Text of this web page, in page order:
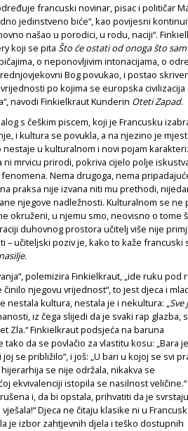
francuski novinar, pisac i političar
jedinstveno biće“, kao povijesni
našao u porodici, u rodu, naciji“.
koji se pita Što će ostati od onoga što
o neponovljivim intonacijama, o
Bog povukao, i postao
po kojima se europska civilizacija
navodi Finkielkraut Kunderin Oteti Zapad.
s češkim piscem, koji je Francusku
i kultura se povukla, a na njezino je
u kulturalnom i novi pojam
mrvicu prirodi, pokriva cijelo polje
Nema drugoga, nema
praksa nije izvana niti mu prethodi,
njegove nadležnosti. Kulturalnom se ne
okruženi, u njemu smo, neovisno o tome
duhovnog prostora učitelj više nije
– učiteljski poziv je, kako to kaže francuski
.
polemizira Finkielkraut, „ide ruku pod
njegovu vrijednost“, to jest djeca i
nestala kultura, nestala je i nekultura: „Sve
iz čega slijedi da je svaki rap glazba,
Zla.“ Finkielkraut podsjeća na baruna
da se povlačio za vlastitu kosu: „Bara
se približilo“, i još: „U bari u kojoj se svi
se nije održala, nikakva se
ekvivalenciji istopila se nasilnost veličine.“
i, da bi opstala, prihvatiti da je
Djeca ne čitaju klasike ni u
je izbor zahtjevnih djela i teško dostupnih